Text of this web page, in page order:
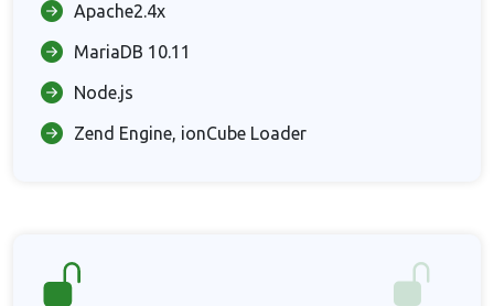
Apache2.4x
MariaDB 10.11
Node.js
Zend Engine, ionCube Loader